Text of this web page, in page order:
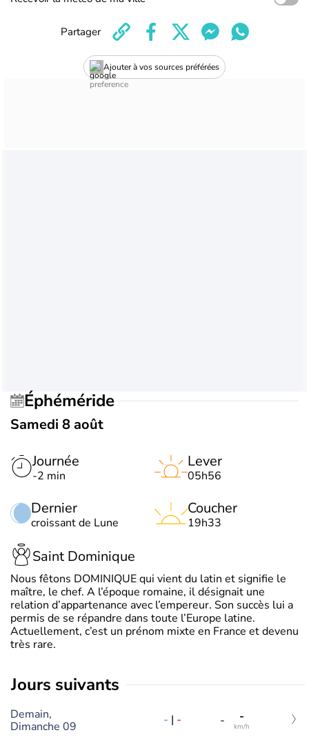
Ajouter à vos sources préférées
Partager
Éphéméride
Samedi 8 août
Journée
-2 min
Dernier
croissant de Lune
Lever
05h56
Coucher
19h33
Saint Dominique
Nous fêtons DOMINIQUE qui vient du latin et signifie le
maître, le chef. A l’époque romaine, il désignait une
relation d’appartenance avec l’empereur. Son succès lui a
permis de se répandre dans toute l’Europe latine.
Actuellement, c’est un prénom mixte en France et devenu
très rare.
jours suivants
Demain,
Dimanche 09
- | - - -
km/h